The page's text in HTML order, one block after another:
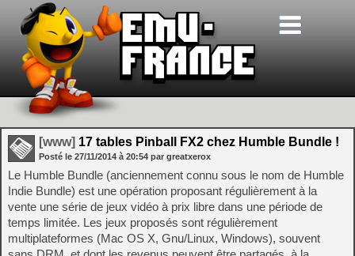
[www] 17 tables Pinball FX2 chez Humble Bundle !
Posté le 27/11/2014 à 20:54 par greatxerox
Le Humble Bundle (anciennement connu sous le nom de Humble
Indie Bundle) est une opération proposant régulièrement à la
vente une série de jeux vidéo à prix libre dans une période de
temps limitée. Les jeux proposés sont régulièrement
multiplateformes (Mac OS X, Gnu/Linux, Windows), souvent